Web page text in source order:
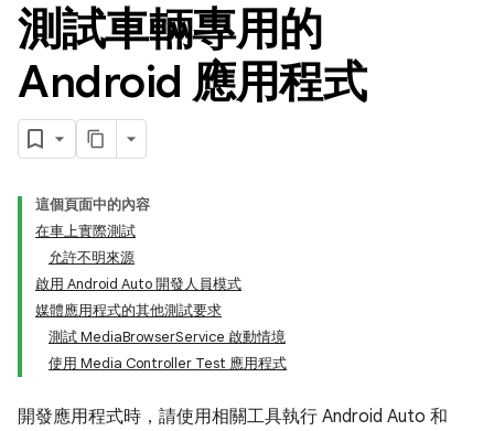
測試車輛專用的
Android 應用程式
這個頁面中的內容
在車上實際測試
允許不明來源
啟用 Android Auto 開發人員模式
媒體應用程式的其他測試要求
測試 MediaBrowserService 啟動情境
使用 Media Controller Test 應用程式
開發應用程式時，請使用相關工具執行 Android Auto 和